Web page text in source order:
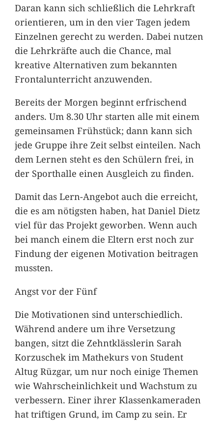
Daran kann sich schließlich die Lehrkraft
orientieren, um in den vier Tagen jedem
Einzelnen gerecht zu werden. Dabei nutzen
die Lehrkräfte auch die Chance, mal
kreative Alternativen zum bekannten
Frontalunterricht anzuwenden.
Bereits der Morgen beginnt erfrischend
anders. Um 8.30 Uhr starten alle mit einem
gemeinsamen Frühstück; dann kann sich
jede Gruppe ihre Zeit selbst einteilen. Nach
dem Lernen steht es den Schülern frei, in
der Sporthalle einen Ausgleich zu finden.
Damit das Lern-Angebot auch die erreicht,
die es am nötigsten haben, hat Daniel Dietz
viel für das Projekt geworben. Wenn auch
bei manch einem die Eltern erst noch zur
Findung der eigenen Motivation beitragen
mussten.
Angst vor der Fünf
Die Motivationen sind unterschiedlich.
Während andere um ihre Versetzung
bangen, sitzt die Zehntklässlerin Sarah
Korzuschek im Mathekurs von Student
Altug Rüzgar, um nur noch einige Themen
wie Wahrscheinlichkeit und Wachstum zu
verbessern. Einer ihrer Klassenkameraden
hat triftigen Grund, im Camp zu sein. Er